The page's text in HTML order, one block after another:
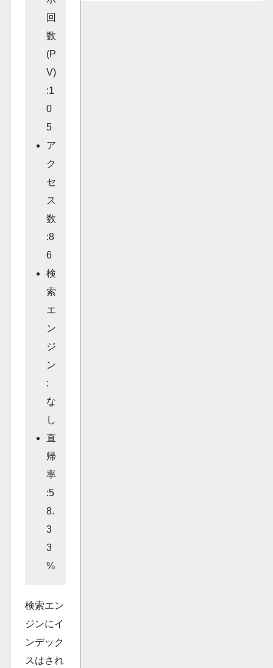
回
数
(P
V)
:1
0
5
ア
ク
セ
ス
数
:8
6
検
索
エ
ン
ジ
ン
:
な
し
直
帰
率
:5
8.
3
3
%
検索エン
ジンにイ
ンデック
スはされ